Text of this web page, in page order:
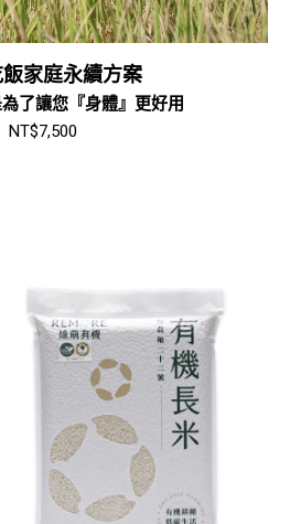
家庭永續方案
了讓您『身體』更好用
NT$7,500